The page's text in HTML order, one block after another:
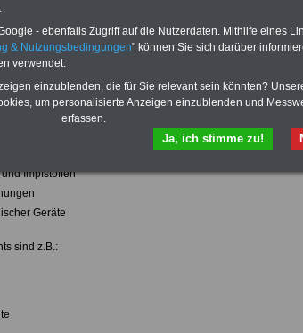
Impfstoffen
Geräte
sind z.B.:
- ebenfalls Zugriff auf die Nutzerdaten. Mithilfe eines
& Nutzungsbedingungen" können Sie sich darüber
verwendet.
einzublenden, die für Sie relevant sein könnten?
um personalisierte Anzeigen einzublenden und
erfassen.
Ja, ich stimme zu!